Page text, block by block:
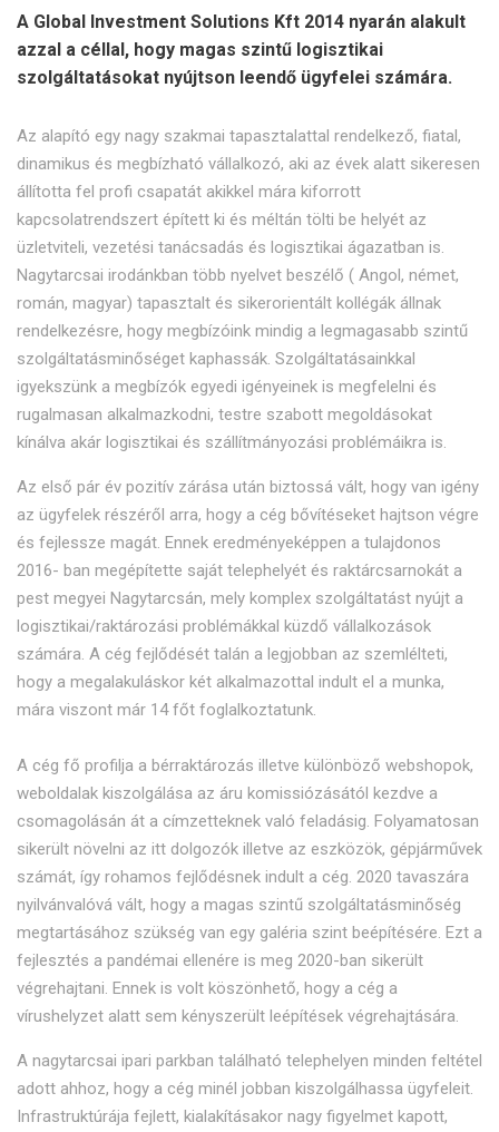
A Global Investment Solutions Kft 2014 nyarán alakult
azzal a céllal, hogy magas szintű logisztikai
szolgáltatásokat nyújtson leendő ügyfelei számára.
Az alapító egy nagy szakmai tapasztalattal rendelkező, fiatal,
dinamikus és megbízható vállalkozó, aki az évek alatt sikeresen
állította fel profi csapatát akikkel mára kiforrott
kapcsolatrendszert épített ki és méltán tölti be helyét az
üzletviteli, vezetési tanácsadás és logisztikai ágazatban is.
Nagytarcsai irodánkban több nyelvet beszélő ( Angol, német,
román, magyar) tapasztalt és sikerorientált kollégák állnak
rendelkezésre, hogy megbízóink mindig a legmagasabb szintű
szolgáltatásminőséget kaphassák. Szolgáltatásainkkal
igyekszünk a megbízók egyedi igényeinek is megfelelni és
rugalmasan alkalmazkodni, testre szabott megoldásokat
kínálva akár logisztikai és szállítmányozási problémáikra is.
Az első pár év pozitív zárása után biztossá vált, hogy van igény
az ügyfelek részéről arra, hogy a cég bővítéseket hajtson végre
és fejlessze magát. Ennek eredményeképpen a tulajdonos
2016- ban megépítette saját telephelyét és raktárcsarnokát a
pest megyei Nagytarcsán, mely komplex szolgáltatást nyújt a
logisztikai/raktározási problémákkal küzdő vállalkozások
számára. A cég fejlődését talán a legjobban az szemlélteti,
hogy a megalakuláskor két alkalmazottal indult el a munka,
mára viszont már 14 főt foglalkoztatunk.
A cég fő profilja a bérraktározás illetve különböző webshopok,
weboldalak kiszolgálása az áru komissiózásától kezdve a
csomagolásán át a címzetteknek való feladásig. Folyamatosan
sikerült növelni az itt dolgozók illetve az eszközök, gépjárművek
számát, így rohamos fejlődésnek indult a cég. 2020 tavaszára
nyilvánvalóvá vált, hogy a magas szintű szolgáltatásminőség
megtartásához szükség van egy galéria szint beépítésére. Ezt a
fejlesztés a pandémai ellenére is meg 2020-ban sikerült
végrehajtani. Ennek is volt köszönhető, hogy a cég a
vírushelyzet alatt sem kényszerült leépítések végrehajtására.
A nagytarcsai ipari parkban található telephelyen minden feltétel
adott ahhoz, hogy a cég minél jobban kiszolgálhassa ügyfeleit.
Infrastruktúrája fejlett, kialakításakor nagy figyelmet kapott,